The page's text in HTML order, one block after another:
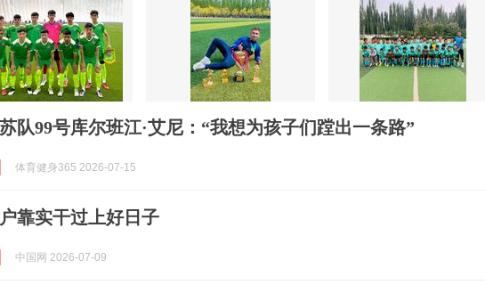
队99号库尔班江·艾尼：“我想为孩子们蹚出一条路”
体育健身365 2026-07-15
靠实干过上好日子
中国网 2026-07-09